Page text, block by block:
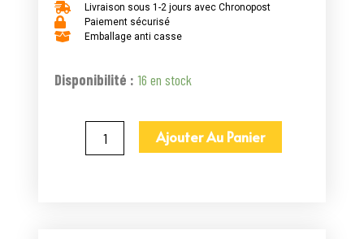
Livraison sous 1-2 jours avec Chronopost
Paiement sécurisé
Emballage anti casse
Disponibilité : 16 en stock
quantité
L'Esprit
Ajouter Au Panier